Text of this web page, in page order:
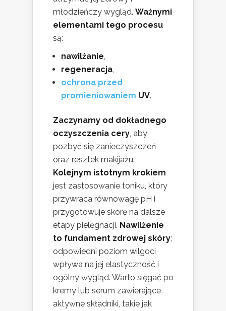
młodzieńczy wygląd. Ważnymi
elementami tego procesu
są:
nawilżanie
regeneracja
ochrona przed
promieniowaniem UV.
Zaczynamy od dokładnego
oczyszczenia cery , aby
pozbyć się zanieczyszczeń
oraz resztek makijażu.
Kolejnym istotnym krokiem
jest zastosowanie toniku, który
przywraca równowagę pH i
przygotowuje skórę na dalsze
etapy pielęgnacji. Nawilżenie
to fundament zdrowej skóry;
odpowiedni poziom wilgoci
wpływa na jej elastyczność i
ogólny wygląd. Warto sięgać po
kremy lub serum zawierające
aktywne składniki, takie jak